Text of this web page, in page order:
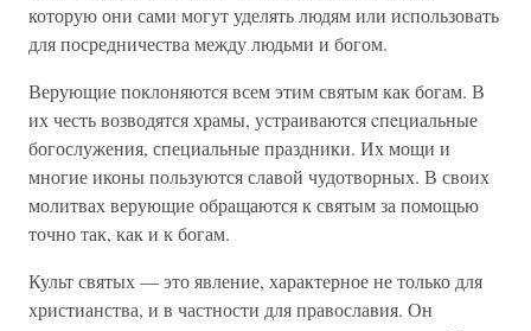
которую они сами могут уделять людям или использовать
для посредничества между людьми и богом.
Верующие поклоняются всем этим святым как богам. В
их честь возводятся храмы, устраиваются cпeциальные
богослужения, специальные праздники. Их мощи и
многие иконы пользуются славой чудотворных. В своих
молитвах верующие обращаются к святым за помощью
точно так, как и к богам.
Культ святых — это явление, характерное не только для
христианства, и в частности для православия. Он